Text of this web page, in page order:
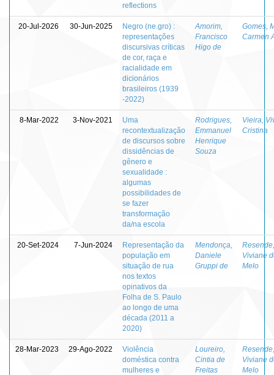
reflections
20-Jul-2026 30-Jun-2025
Negro (ne.gro) :
representações
discursivas críticas
de cor, raça e
racialidade em
dicionários
brasileiros (1939
-2022)
Amorim,
Francisco
Higo de
Gomes,
Carmen
8-Mar-2022 3-Nov-2021
Uma
recontextualização
de discursos sobre
dissidências de
gênero e
sexualidade :
algumas
possibilidades de
se fazer
transformação
da/na escola
Rodrigues,
Emmanuel
Henrique
Souza
Vieira,
Cristina
20-Set-2024 7-Jun-2024
Representação da
população em
situação de rua
nos textos
opinativos da
Folha de S. Paulo
ao longo de uma
década (2011 a
2020)
Mendonça,
Daniele
Gruppi de
Resende,
Viviane
Melo
28-Mar-2023 29-Ago-2022
Violência
doméstica contra
mulheres e
Loureiro,
Cintia de
Freitas
Resende,
Viviane
Melo